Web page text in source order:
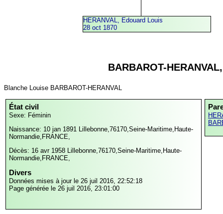
HERANVAL, Edouard Louis
28 oct 1870
BARBAROT-
Blanche Louise BARBAROT-HERANVAL
État civil
Sexe: Féminin
Naissance: 10 jan 1891 Lillebonne,76170,Seine-Maritime,Haute-
Normandie,FRANCE,
Décès: 16 avr 1958 Lillebonne,76170,Seine-Maritime,Haute-
Normandie,FRANCE,
Divers
Données mises à jour le 26 juil 2016, 22:52:18
Page générée le 26 juil 2016, 23:01:00